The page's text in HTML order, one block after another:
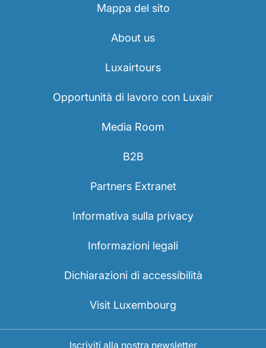
Mappa del sito
About us
Luxairtours
Opportunità di lavoro con Luxair
Media Room
B2B
Partners Extranet
Informativa sulla privacy
Informazioni legali
Dichiarazioni di accessibilità
Visit Luxembourg
Iscriviti alla nostra newsletter